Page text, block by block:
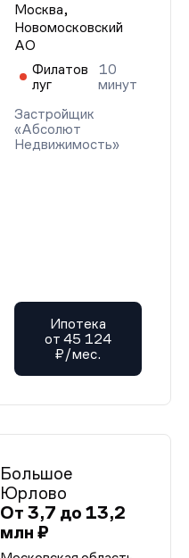
Москва,
Новомосковский
АО
Филатов
луг
10
минут
Застройщик
«Абсолют
Недвижимость»
Ипотека
от 45 124
₽/мес.
Большое
Юрлово
От 3,7 до 13,2
млн ₽